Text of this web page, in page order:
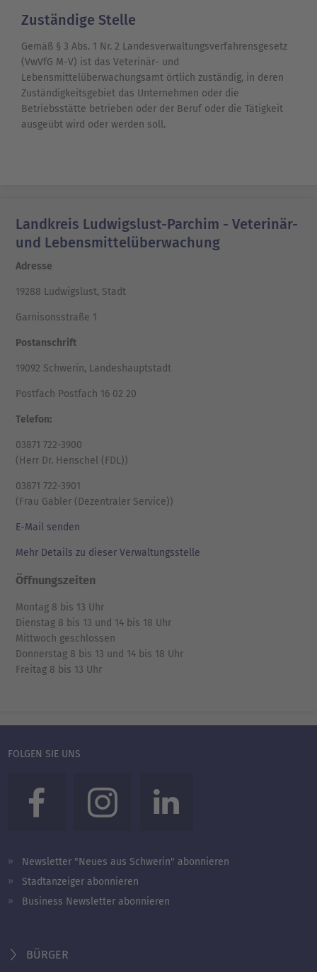
Zuständige Stelle
Gemäß § 3 Abs. 1 Nr. 2 Landesverwaltungsverfahrensgesetz
(VwVfG M-V) ist das Veterinär- und
Lebensmittelüberwachungsamt örtlich zuständig, in deren
Zuständigkeitsgebiet das Unternehmen oder die
Betriebsstätte betrieben oder der Beruf oder die Tätigkeit
ausgeübt wird oder werden soll.
Landkreis Ludwigslust-Parchim - Veterinär-
und Lebensmittelüberwachung
Adresse
19288 Ludwigslust, Stadt
Garnisonsstraße 1
Postanschrift
19092 Schwerin, Landeshauptstadt
Postfach Postfach 16 02 20
Telefon:
03871 722-3900
(Herr Dr. Henschel (FDL))
03871 722-3901
(Frau Gabler (Dezentraler Service))
E-Mail senden
Mehr Details zu dieser Verwaltungsstelle
Öffnungszeiten
Montag 8 bis 13 Uhr
Dienstag 8 bis 13 und 14 bis 18 Uhr
Mittwoch geschlossen
Donnerstag 8 bis 13 und 14 bis 18 Uhr
Freitag 8 bis 13 Uhr
FOLGEN SIE UNS
Newsletter "Neues aus Schwerin" abonnieren
Stadtanzeiger abonnieren
Business Newsletter abonnieren
BÜRGER